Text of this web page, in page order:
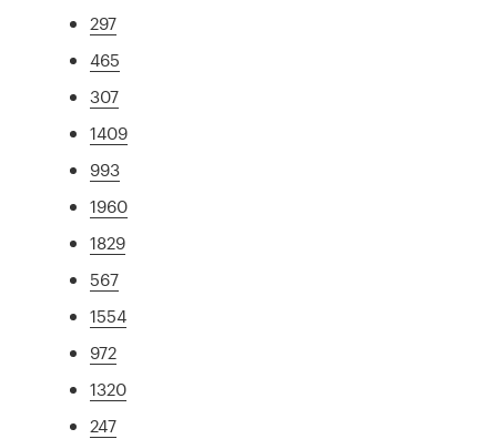
297
465
307
1409
993
1960
1829
567
1554
972
1320
247